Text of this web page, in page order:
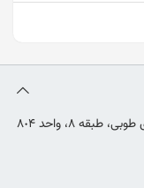
٨، واحد ٨٠۴